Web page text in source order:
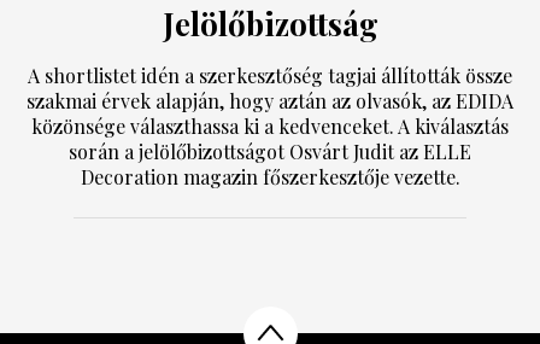
Jelölőbizottság
A shortlistet idén a szerkesztőség tagjai állították össze
szakmai érvek alapján, hogy aztán az olvasók, az EDIDA
közönsége választhassa ki a kedvenceket. A kiválasztás
során a jelölőbizottságot Osvárt Judit az ELLE
Decoration magazin főszerkesztője vezette.